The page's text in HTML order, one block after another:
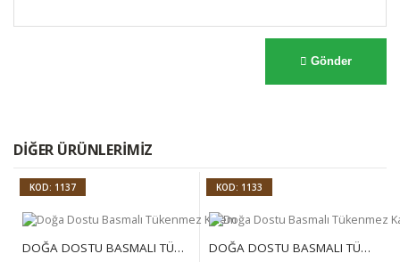
Gönder
DIĞER ÜRÜNLERIMIZ
KOD: 1137
DOĞA DOSTU BASMALI TÜKENMEZ KALEM
KOD: 1133
DOĞA DOSTU BASMALI TÜKENMEZ KALEM